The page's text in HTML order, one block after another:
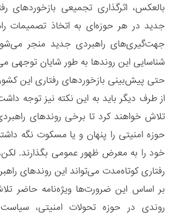
بالعکس، اثرگذاری تجمیعی بازخوردهای
جدید در هر حوزه‌ای به اتخاذ تصمیمات
جهت‌گیری‌های راهبردی جدید منجر
شناسایی این روندها به طور شایان توجهی
حتی پیش‌بینی بازخوردهای رفتاری این
از طرف دیگر باید به این نکته نیز توجه
تلاش خواهند کرد تا برخی روندهای
حوزه امنیتی را پنهان و یا مسکوت نگه
خود را به معرض ظهور عمومی بگذارند.
رفتاری کوتاه‌مدت می‌تواند این روندهای
بر اساس این ضرورت‌ها ویژه‌نامه حاضر
روندی در حوزه تحولات امنیتی،